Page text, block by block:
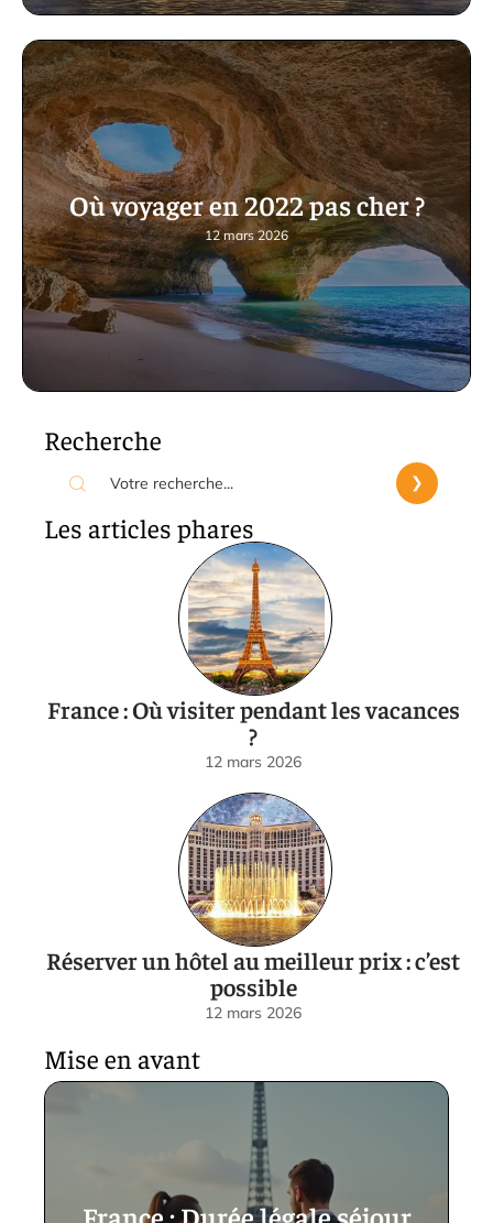
Où voyager en 2022 pas cher ?
12 mars 2026
Recherche
Les articles phares
France : Où visiter pendant les vacances
?
12 mars 2026
Réserver un hôtel au meilleur prix : c’est
possible
12 mars 2026
Mise en avant
France : Durée légale séjour